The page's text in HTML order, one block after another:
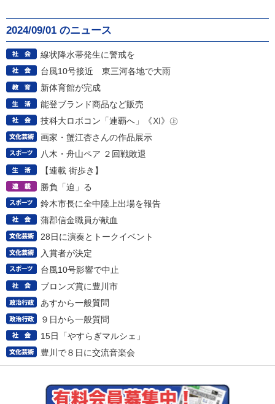
2024/09/01 のニュース
線状降水帯発生に警戒を
台風10号接近 東三河各地で大雨
新体育館が完成
能登ブランド商品など販売
技科大ロボコン「連覇へ」《Ⅺ》㊤
画家・蟹江杏さんの作品展示
八木・舟山ペア ２回戦敗退
【連載 街歩き】
勝負「迫」る
鈴木市長に全中陸上出場を報告
蒲郡信金職員が献血
28日に演奏とトークイベント
入賞者が決定
台風10号影響で中止
ブロンズ賞に豊川市
あすから一般質問
９日から一般質問
15日「やすらぎマルシェ」
豊川で８日に交流音楽会